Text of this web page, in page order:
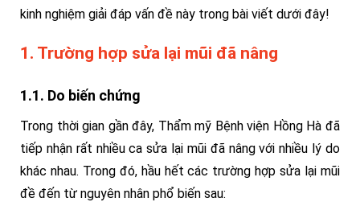
kinh nghiệm giải đáp vấn đề này trong bài viết dưới đây!
1. Trường hợp sửa lại mũi đã nâng
1.1. Do biến chứng
Trong thời gian gần đây, Thẩm mỹ Bệnh viện Hồng Hà đã
tiếp nhận rất nhiều ca sửa lại mũi đã nâng với nhiều lý do
khác nhau. Trong đó, hầu hết các trường hợp sửa lại mũi
đề đến từ nguyên nhân phổ biến sau: